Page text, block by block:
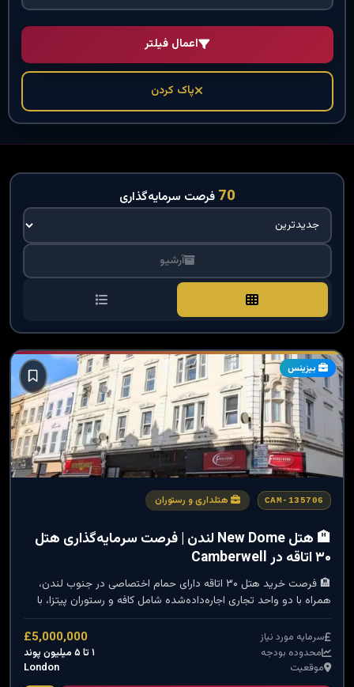
اعمال فیلتر
پاک کردن
70 فرصت سرمایه‌گذاری
آرشیو
بیزینس
CAM-135706 هتلداری و رستوران
🏨 هتل New Dome لندن | فرصت سرمایه‌گذاری هتل
۳۰ اتاقه در Camberwell
🏨 فرصت خرید هتل ۳۰ اتاقه دارای حمام اختصاصی در جنوب لندن،
همراه با دو واحد تجاری اجاره‌داده‌شده شامل کافه و رستوران پیتزا، با
درآمد سالانه پایدار و موقعیت ممتاز شهری.
سرمایه مورد نیاز £5,000,000
محدوده بودجه
۱ تا ۵ میلیون پوند
موقعیت
London